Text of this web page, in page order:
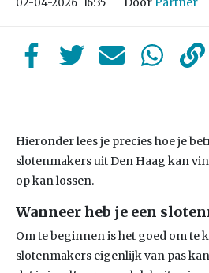
02-04-2026 16:35
Hieronder lees je precies hoe je
slotenmakers uit Den Haag kan
op kan lossen.
Wanneer heb je een
Om te beginnen is het goed om te
slotenmakers eigenlijk van pas